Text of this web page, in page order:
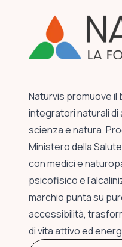
Naturvis promuove
integratori naturali di
scienza e natura.
Ministero della
con medici e
psicofisico e
marchio punta su
accessibilità,
di vita attivo ed